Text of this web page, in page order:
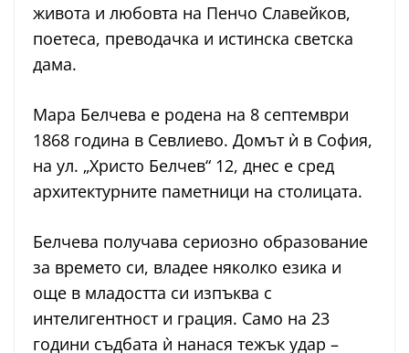
живота и любовта на Пенчо Славейков,
поетеса, преводачка и истинска светска
дама.
Мара Белчева е родена на 8 септември
1868 година в Севлиево. Домът ѝ в София,
на ул. „Христо Белчев“ 12, днес е сред
архитектурните паметници на столицата.
Белчева получава сериозно образование
за времето си, владее няколко езика и
още в младостта си изпъква с
интелигентност и грация. Само на 23
години съдбата ѝ нанася тежък удар –